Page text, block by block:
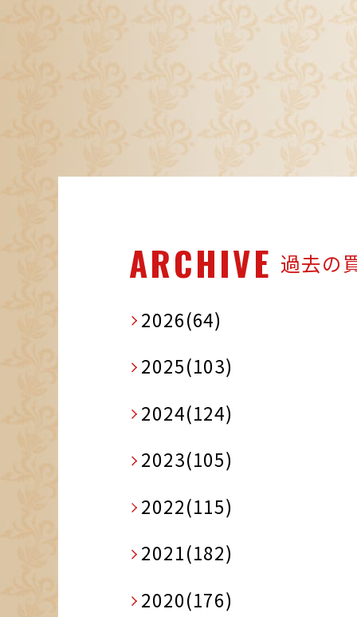
ARCHIVE 過去の
2026(64)
2025(103)
2024(124)
2023(105)
2022(115)
2021(182)
2020(176)